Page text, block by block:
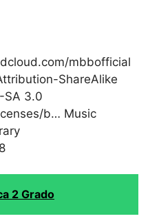
mbbofficial
ShareAlike
SA 3.0
b… Music
2 Grado